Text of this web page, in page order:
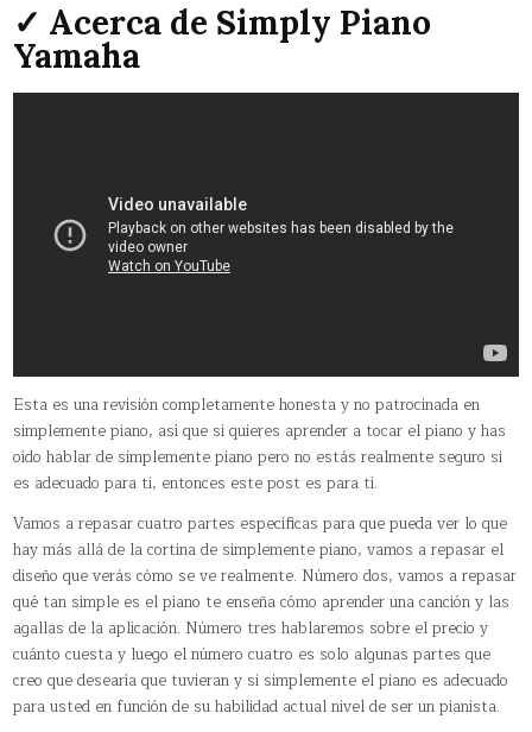
✓ Acerca de Simply Piano
Yamaha
Esta es una revisión completamente honesta y no patrocinada en
simplemente piano, así que si quieres aprender a tocar el piano y has
oído hablar de simplemente piano pero no estás realmente seguro si
es adecuado para ti, entonces este post es para ti.
Vamos a repasar cuatro partes específicas para que pueda ver lo que
hay más allá de la cortina de simplemente piano, vamos a repasar el
diseño que verás cómo se ve realmente. Número dos, vamos a repasar
qué tan simple es el piano te enseña cómo aprender una canción y las
agallas de la aplicación. Número tres hablaremos sobre el precio y
cuánto cuesta y luego el número cuatro es solo algunas partes que
creo que desearía que tuvieran y si simplemente el piano es adecuado
para usted en función de su habilidad actual nivel de ser un pianista.